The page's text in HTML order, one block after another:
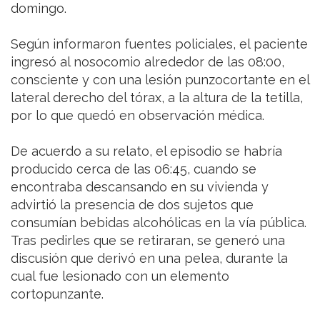
domingo.
Según informaron fuentes policiales, el paciente
ingresó al nosocomio alrededor de las 08:00,
consciente y con una lesión punzocortante en el
lateral derecho del tórax, a la altura de la tetilla,
por lo que quedó en observación médica.
De acuerdo a su relato, el episodio se habría
producido cerca de las 06:45, cuando se
encontraba descansando en su vivienda y
advirtió la presencia de dos sujetos que
consumían bebidas alcohólicas en la vía pública.
Tras pedirles que se retiraran, se generó una
discusión que derivó en una pelea, durante la
cual fue lesionado con un elemento
cortopunzante.